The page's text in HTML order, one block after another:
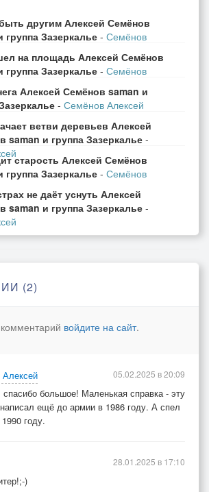
в глаза,
даль, надев мечты кольцо,
то голоса.
они меня, зачем?
иду на их я зов.
мне ещё идти,
дойду наверняка.
в прохладе сумрачных алей,
по дорожке из песка.
венец, из золотых ветвей,
чьи-то голоса!
другим Алексей Семёнов
группа Зазеркалье - Семёнов
на площадь Алексей Семёнов
группа Зазеркалье - Семёнов
Алексей Семёнов saman и
- Семёнов Алексей
ветви деревьев Алексей
saman и группа Зазеркалье -
старость Алексей Семёнов
группа Зазеркалье - Семёнов
не даёт уснуть Алексей
saman и группа Зазеркалье -
(2)
войдите на сайт.
спасибо большое! Маленькая справка - эту
ещё до армии в 1986 году. А спел
году.
05.02.2025 в 20:09
)
28.01.2025 в 17:10